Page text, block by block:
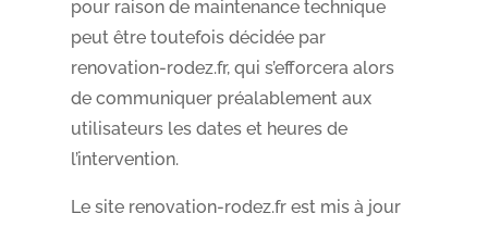
pour raison de maintenance technique
peut être toutefois décidée par
renovation-rodez.fr, qui s’efforcera alors
de communiquer préalablement aux
utilisateurs les dates et heures de
l’intervention.
Le site renovation-rodez.fr est mis à jour